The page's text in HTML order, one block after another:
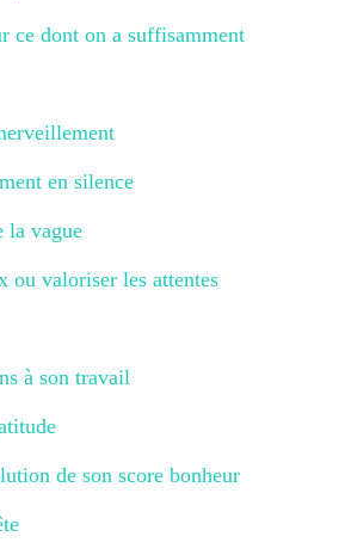
ce dont on a suffisamment
en silence
la vague
ou valoriser les attentes
à son travail
de son score bonheur